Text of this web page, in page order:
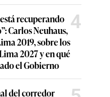
recuperando
Carlos Neuhaus,
2019, sobre los
2027 y en qué
el Gobierno
4
del corredor